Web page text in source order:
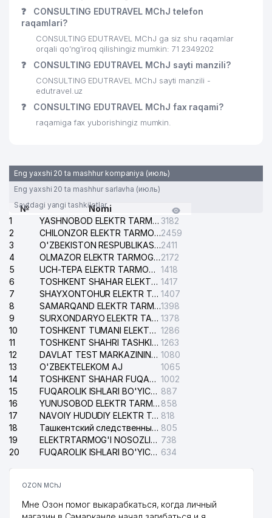
❓
CONSULTING EDUTRAVEL MChJ telefon
raqamlari?
CONSULTING EDUTRAVEL MChJ ga siz shu raqamlar
orqali qo’ng’iroq qilishingiz mumkin: 71 2349202
❓ CONSULTING EDUTRAVEL MChJ sayti manzili?
CONSULTING EDUTRAVEL MChJ sayti manzili -
edutravel.uz
❓ CONSULTING EDUTRAVEL MChJ fax raqami?
raqamiga fax yuborishingiz mumkin.
Eng yaxshi 20 ta mashhur kompaniya (июль)
Eng yaxshi 20 ta mashhur sarlavha (июль)
Saytdagi yangi tashkilotlar
№
Nomi
1
YASHNOBOD ELEKTR TARMOG'I NOSOZLIKLARI XIZMATI 3182
2
CHILONZOR ELEKTR TARMOG'I NOSOZLIK XIZMATI2459
3
O'ZBEKISTON RESPUBLIKASI BOSH PROKURATURASI ISHONCH TELEFONI2411
4
OLMAZOR ELEKTR TARMOG'I NOSOZLIKLARI XIZMATI2172
5
UCH-TEPA ELEKTR TARMOG'I NOSOZLIKLARI XIZMATI 1418
6
TOSHKENT SHAHAR ELEKTR TARMOQLARI KORXONASI AJ 1417
7
SHAYXONTOHUR ELEKTR TARMOG'I NOSOZLIKLARINI TUZATISH XIZMATI 1407
8
SAMARQAND ELEKTR TARMOQLARI AJ1398
9
SURXONDARYO ELEKTR TARMOQLARI AJ 1378
10
TOSHKENT TUMANI ELEKTR TARMOG'I AVARIYA XIZMATI 1286
11
TOSHKENT SHAHRI TASHKILOT TELEFONLARI HAQIDA MA'LUMOT BYUROSI 1263
12
DAVLAT TEST MARKAZINING ISHONCH TELEFONLARI 1080
13
O'ZBEKTELEKOM AJ
1065
14
TOSHKENT SHAHAR FUQAROLIK ISHLARI BO'YICHA SUDI 1002
15
FUQAROLIK ISHLARI BO'YICHA YAKKASAROY TUMANLARARO SUDI 887
16
YUNUSOBOD ELEKTR TARMOG'I NOSOZLIKLARI XIZMATI 858
17
NAVOIY HUDUDIY ELEKTR TARMOQLARI KORXONASI AJ 818
18
Ташкентский следственный изолятор 805
19
ELEKTRTARMOG'I NOSOZLIKLARINI TO'ZATISH SERGELI XIZMATI 738
20
FUQAROLIK ISHLARI BO'YICHA UCH-TEPA TUMANI SUDI 634
OZON MChJ
Мне Озон помог выкарабкаться, когда личный